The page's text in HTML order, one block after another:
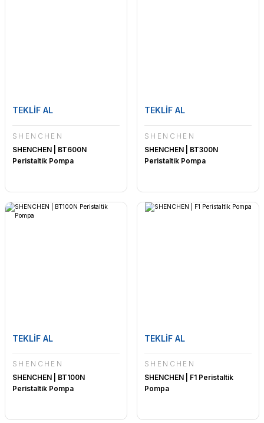
TEKLİF AL
SHENCHEN
SHENCHEN | BT600N
Peristaltik Pompa
TEKLİF AL
SHENCHEN
SHENCHEN | BT300N
Peristaltik Pompa
TEKLİF AL
SHENCHEN
SHENCHEN | BT100N
Peristaltik Pompa
TEKLİF AL
SHENCHEN
SHENCHEN | F1 Peristaltik
Pompa